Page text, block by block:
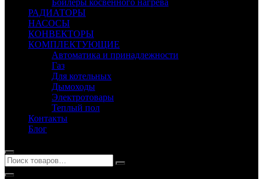
Бойлеры косвенного нагрева
РАДИАТОРЫ
НАСОСЫ
КОНВЕКТОРЫ
КОМПЛЕКТУЮЩИЕ
Автоматика и принадлежности
Газ
Для котельных
Дымоходы
Электротовары
Теплый пол
Контакты
Блог